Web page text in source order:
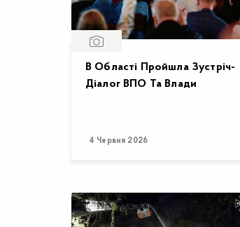
В Області Пройшла Зустріч-
Діалог ВПО Та Влади
4 Червня 2026